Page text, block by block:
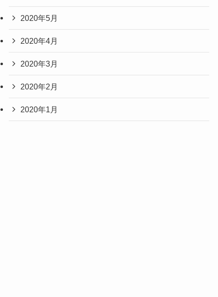
2020年5月
2020年4月
2020年3月
2020年2月
2020年1月